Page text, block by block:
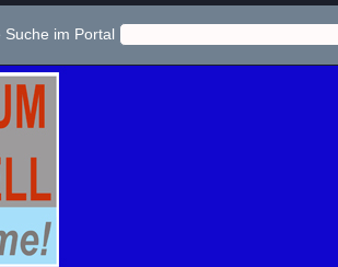
Suche im Portal